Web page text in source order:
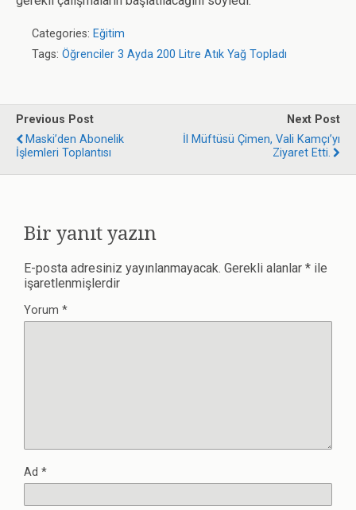
Categories: Eğitim
Tags: Öğrenciler 3 Ayda 200 Litre Atık Yağ Topladı
Previous Post
Maski’den Abonelik
İşlemleri Toplantısı
Next Post
İl Müftüsü Çimen, Vali Kamçı’yı
Ziyaret Etti.
Bir yanıt yazın
E-posta adresiniz yayınlanmayacak. Gerekli alanlar * ile
işaretlenmişlerdir
Yorum *
Ad *